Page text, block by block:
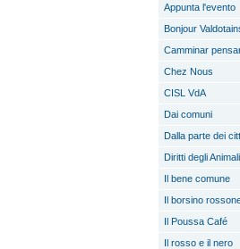
Appunta l'evento
Bonjour
Camminar
Chez Nous
CISL VdA
Dai comuni
Dalla parte dei
Diritti degli Animali
Il bene comune
Il borsino
Il Poussa Café
Il rosso e il nero